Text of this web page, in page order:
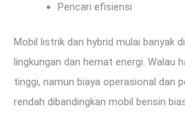
Pencari efisiensi
Mobil listrik dan hybrid mulai banyak
lingkungan dan hemat energi. Walau
tinggi, namun biaya operasional dan
rendah dibandingkan mobil bensin